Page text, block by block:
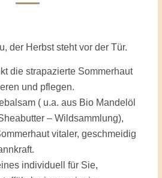
der Herbst steht vor der Tür.
die strapazierte Sommerhaut
und pflegen.
( u.a. aus Bio Mandelöl
– Wildsammlung),
vitaler, geschmeidig
individuell für Sie,